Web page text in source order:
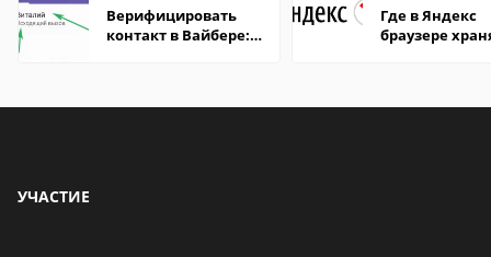
Верифицировать
контакт в Вайбере:
Где в Яндекс
браузере
УЧАСТИЕ